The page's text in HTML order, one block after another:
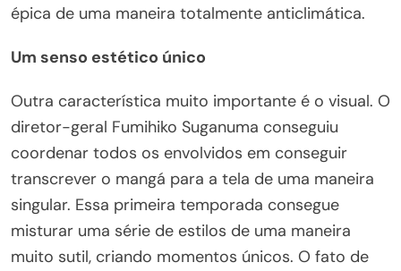
épica de uma maneira totalmente anticlimática.
Um senso estético único
Outra característica muito importante é o visual. O
diretor-geral Fumihiko Suganuma conseguiu
coordenar todos os envolvidos em conseguir
transcrever o mangá para a tela de uma maneira
singular. Essa primeira temporada consegue
misturar uma série de estilos de uma maneira
muito sutil, criando momentos únicos. O fato de